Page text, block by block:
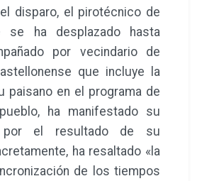
disparo, el pirotécnico de
se ha desplazado hasta
por vecindario de
que incluye la
paisano en el programa de
ha manifestado su
por el resultado de su
ha resaltado «la
de los tiempos